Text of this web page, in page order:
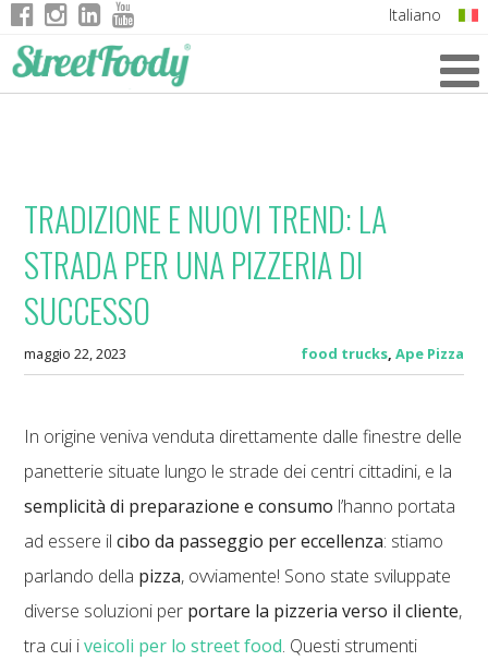
Italiano
TRADIZIONE E NUOVI TREND: LA
STRADA PER UNA PIZZERIA DI
SUCCESSO
maggio 22, 2023 food trucks, Ape Pizza
In origine veniva venduta direttamente dalle finestre delle
panetterie situate lungo le strade dei centri cittadini, e la
semplicità di preparazione e consumo l’hanno portata
ad essere ilcibo da passeggio per eccellenza: stiamo
parlando della pizza, ovviamente! Sono state sviluppate
diverse soluzioni per portare la pizzeria verso il cliente,
tra cui iveicoli per lo street food. Questi strumenti